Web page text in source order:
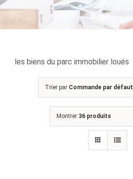
les biens du parc immobilier loués
Trier par Commande par défaut
Montrer 36 produits